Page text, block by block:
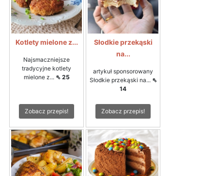
Kotlety mielone z...
Najsmaczniejsze
tradycyjne kotlety
mielone z... ⇖ 25
Zobacz przepis!
Słodkie przekąski
na...
artykuł sponsorowany
Słodkie przekąski na... ⇖
14
Zobacz przepis!